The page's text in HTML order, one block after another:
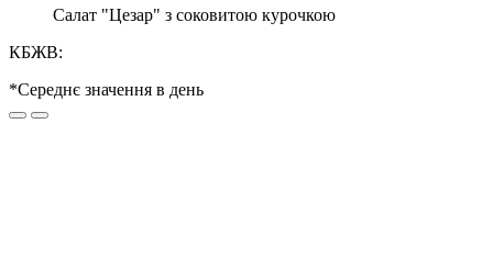
Салат "Цезар" з соковитою курочкою
КБЖВ:
*Середнє значення в день